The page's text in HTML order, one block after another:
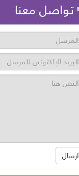
تواصل معنا
ارسال